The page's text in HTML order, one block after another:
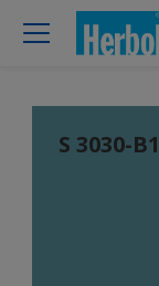
S 3030-